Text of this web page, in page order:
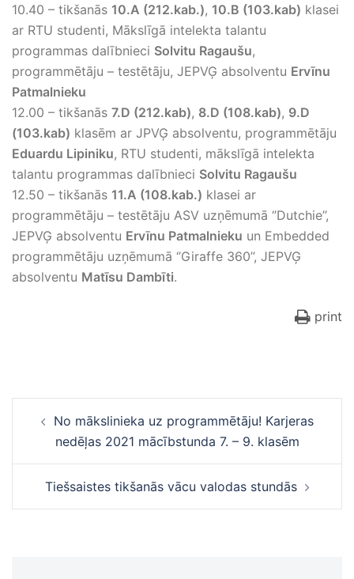
10.40 – tikšanās 10.A (212.kab.), 10.B (103.kab) klasei
ar RTU studenti, Mākslīgā intelekta talantu
programmas dalībnieci Solvitu Ragaušu,
programmētāju – testētāju, JEPVĢ absolventu Ervīnu
Patmalnieku
12.00 – tikšanās 7.D (212.kab), 8.D (108.kab), 9.D
(103.kab) klasēm ar JPVĢ absolventu, programmētāju
Eduardu Lipiniku, RTU studenti, mākslīgā intelekta
talantu programmas dalībnieci Solvitu Ragaušu
12.50 – tikšanās 11.A (108.kab.) klasei ar
programmētāju – testētāju ASV uzņēmumā ‘’Dutchie’’,
JEPVĢ absolventu Ervīnu Patmalnieku un Embedded
programmētāju uzņēmumā ‘’Giraffe 360’’, JEPVĢ
absolventu Matīsu Dambīti.
print
navigācija
No mākslinieka uz programmētāju! Karjeras
nedēļas 2021 mācībstunda 7. – 9. klasēm
Tiešsaistes tikšanās vācu valodas stundās